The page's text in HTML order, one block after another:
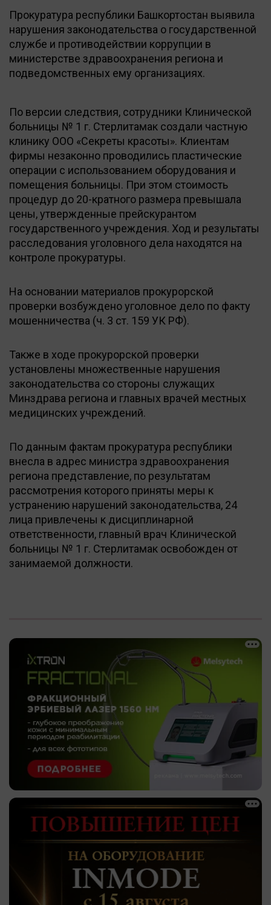
Прокуратура республики Башкортостан выявила
нарушения законодательства о государственной
службе и противодействии коррупции в
министерстве здравоохранения региона и
подведомственных ему организациях.
По версии следствия, сотрудники Клинической
больницы № 1 г. Стерлитамак создали частную
клинику ООО «Секреты красоты». Клиентам
фирмы незаконно проводились пластические
операции с использованием оборудования и
помещения больницы. При этом стоимость
процедур до 20-кратного размера превышала
цены, утвержденные прейскурантом
государственного учреждения. Ход и результаты
расследования уголовного дела находятся на
контроле прокуратуры.
На основании материалов прокурорской
проверки возбуждено уголовное дело по факту
мошенничества (ч. 3 ст. 159 УК РФ).
Также в ходе прокурорской проверки
установлены множественные нарушения
законодательства со стороны служащих
Минздрава региона и главных врачей местных
медицинских учреждений.
По данным фактам прокуратура республики
внесла в адрес министра здравоохранения
региона представление, по результатам
рассмотрения которого приняты меры к
устранению нарушений законодательства, 24
лица привлечены к дисциплинарной
ответственности, главный врач Клинической
больницы № 1 г. Стерлитамак освобожден от
занимаемой должности.